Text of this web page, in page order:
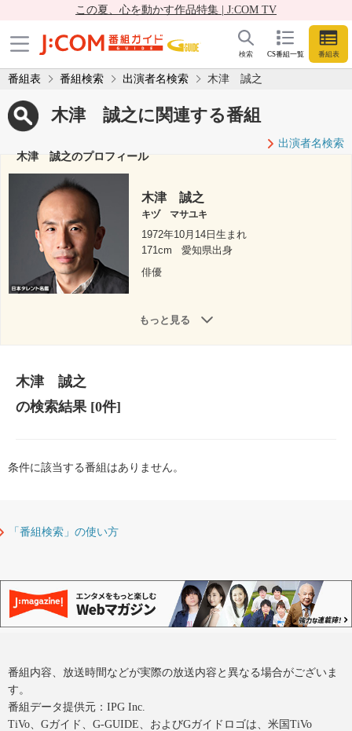
この夏、心を動かす作品特集 | J:COM TV
CS番組一覧 番組表
検索
番組表 番組検索 出演者名検索 木津 誠之
木津 誠之に関連する番組
出演者名検索
木津 誠之のプロフィール
木津 誠之
キヅ マサユキ
1972年10月14日生まれ
171cm
愛知県出身
俳優
もっと見る
木津 誠之
の検索結果[0件]
条件に該当する番組はありません。
「番組検索」の使い方
番組内容、放送時間などが実際の放送内容と異なる場合がございま
す。
番組データ提供元：IPG Inc.
TiVo、Gガイド、G-GUIDE、およびGガイドロゴは、米国TiVo